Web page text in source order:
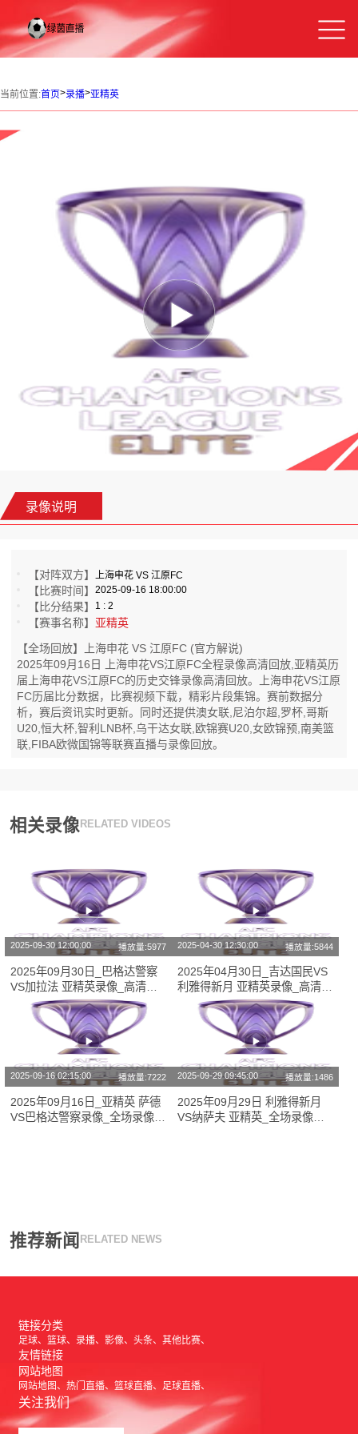
当前位置:首页>录播>亚精英
录像说明
【对阵双方】 上海申花 VS 江原FC
【比赛时间】2025-09-16 18:00:00
【比分结果】 1 : 2
【赛事名称】 亚精英
【全场回放】上海申花 VS 江原FC (官方解说)
2025年09月16日 上海申花VS江原FC全程录像高清回放,亚精英历
届上海申花VS江原FC的历史交锋录像高清回放。上海申花VS江原
FC历届比分数据，比赛视频下载，精彩片段集锦。赛前数据分
析，赛后资讯实时更新。同时还提供澳女联,尼泊尔超,罗杯,哥斯
U20,恒大杯,智利LNB杯,乌干达女联,欧锦赛U20,女欧锦预,南美篮
联,FIBA欧微国锦等联赛直播与录像回放。
相关录像 RELATED VIDEOS
2025-09-30 12:00:00 播放量:5977
2025年09月30日_巴格达警察
VS加拉法 亚精英录像_高清录
像【全场回放】
2025-04-30 12:30:00 播放量:5844
2025年04月30日_吉达国民VS
利雅得新月 亚精英录像_高清录
像【全场回放】
2025-09-16 02:15:00 播放量:7222
2025年09月16日_亚精英 萨德
VS巴格达警察录像_全场录像
2025-09-29 09:45:00 播放量:1486
2025年09月29日 利雅得新月
VS纳萨夫 亚精英_全场录像
推荐新闻 RELATED NEWS
链接分类
足球 篮球 录播 影像 头条 其他比赛
友情链接
网站地图
网站地图 热门直播 篮球直播 足球直播
关注我们